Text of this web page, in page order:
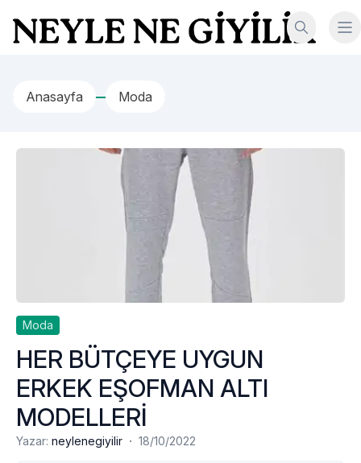
Neyle Ne Giyilir
Anasayfa Moda
Moda
HER BÜTÇEYE UYGUN
ERKEK EŞOFMAN ALTI
MODELLERİ
Yazar: neylenegiyilir · 18/10/2022